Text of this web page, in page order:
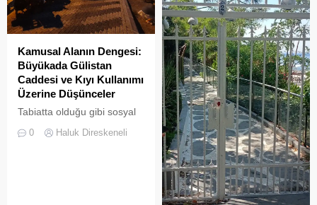
Kamusal Alanın Dengesi:
Büyükada Gülistan
Caddesi ve Kıyı Kullanımı
Üzerine Düşünceler
Tabiatta olduğu gibi sosyal
süre karşılıksız kalmaz;
0 Haluk Direskeneli